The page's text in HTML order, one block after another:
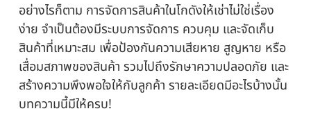
อย่างไรก็ตาม การจัดการสินค้าในโกดังให้เช่าไม่ใช่เรื่อง
ง่าย จำเป็นต้องมีระบบการจัดการ ควบคุม และจัดเก็บ
สินค้าที่เหมาะสม เพื่อป้องกันความเสียหาย สูญหาย หรือ
เสื่อมสภาพของสินค้า รวมไปถึงรักษาความปลอดภัย และ
สร้างความพึงพอใจให้กับลูกค้า รายละเอียดมีอะไรบ้างนั้น
บทความนี้มีให้ครบ!